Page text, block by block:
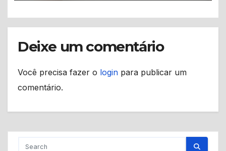
semestre
Deixe um comentário
Você precisa fazer o login para publicar um
comentário.